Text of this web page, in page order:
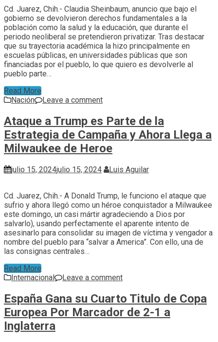
Cd. Juarez, Chih.- Claudia Sheinbaum, anuncio que bajo el
gobierno se devolvieron derechos fundamentales a la
población como la salud y la educación, que durante el
periodo neoliberal se pretendieron privatizar. Tras destacar
que su trayectoria académica la hizo principalmente en
escuelas públicas, en universidades públicas que son
financiadas por el pueblo, lo que quiero es devolverle al
pueblo parte…
Read More
Nación
Leave a comment
Ataque a Trump es Parte de la
Estrategia de Campaña y Ahora Llega a
Milwaukee de Heroe
julio 15, 2024julio 15, 2024 Luis Aguilar
Cd. Juarez, Chih.- A Donald Trump, le funciono el ataque que
sufrio y ahora llegó como un héroe conquistador a Milwaukee
este domingo, un casi mártir agradeciendo a Dios por
salvarlo), usando perfectamente el aparente intento de
asesinarlo para consolidar su imagen de víctima y vengador a
nombre del pueblo para “salvar a America”. Con ello, una de
las consignas centrales…
Read More
Internacional
Leave a comment
España Gana su Cuarto Titulo de Copa
Europea Por Marcador de 2-1 a
Inglaterra